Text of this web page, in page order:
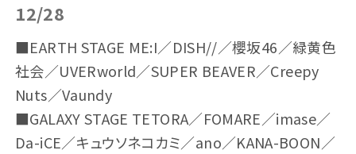
12/28
■EARTH STAGE ME:I／DISH//／櫻坂46／緑黄色
社会／UVERworld／SUPER BEAVER／Creepy
Nuts／Vaundy
■GALAXY STAGE TETORA／FOMARE／imase／
Da-iCE／キュウソネコカミ／ano／KANA-BOON／